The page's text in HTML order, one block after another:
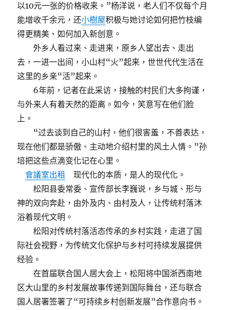
以10元一张的价格收来。”杨洋说，老人们不仅每个月
能增收千余元，还小樹屋积极与她讨论如何把竹枝编
得更精美、如何加入新创意。
外乡人看过来、走进来，原乡人望出去、走出
去，一进一出间，小山村“火”起来，世世代代生活在
这里的乡亲“活”起来。
6年前，记者在此采访，接触的村民们大多拘谨，
与外来人有着天然的距离。如今，笑意写在他们脸
上。
“过去谈到自己的山村，他们很害羞，不善表达，
现在他们都是骄傲、主动地介绍村里的风土人情。”孙
培把这些点滴变化记在心里。
會議室出租
现代化的本质，是人的现代化。
松阳县委常委、宣传部长李巍说，乡与城、形与
神的双向奔赴，由外及内、由村及人，让传统村落沐
浴着现代文明。
松阳对传统村落活态传承的乡村实践，走进了国
际社会视野，为传统文化保护与乡村可持续发展提供
经验。
在首届联合国人居大会上，松阳将中国浙西南地
区大山里的乡村发展故事传递到国际舞台，还与联合
国人居署签署了“可持续乡村创新发展”合作意向书。